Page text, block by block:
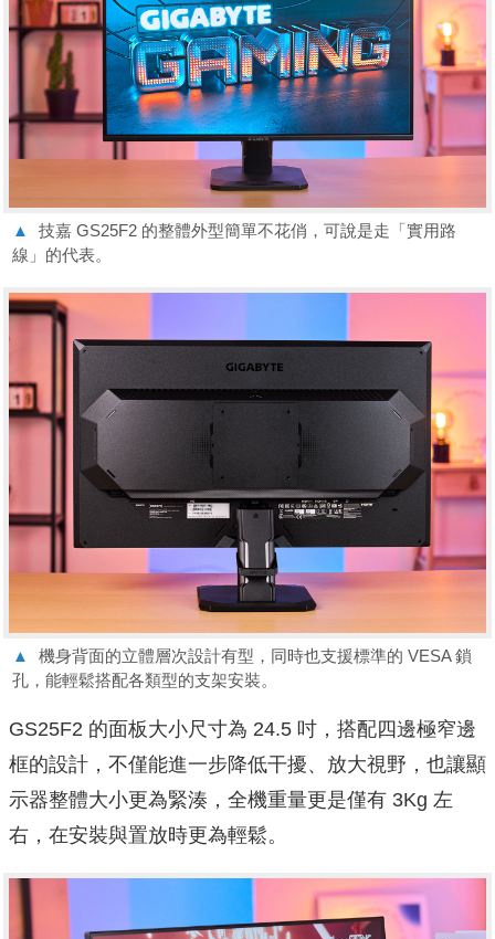
▲
技嘉 GS25F2 的整體外型簡單不花俏，可說是走「實用路
線」的代表。
▲
機身背面的立體層次設計有型，同時也支援標準的 VESA 鎖
孔，能輕鬆搭配各類型的支架安裝。
GS25F2 的面板大小尺寸為 24.5 吋，搭配四邊極窄邊
框的設計，不僅能進一步降低干擾、放大視野，也讓顯
示器整體大小更為緊湊，全機重量更是僅有 3Kg 左
右，在安裝與置放時更為輕鬆。